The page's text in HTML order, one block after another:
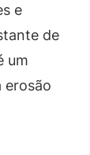
e
de
um
erosão